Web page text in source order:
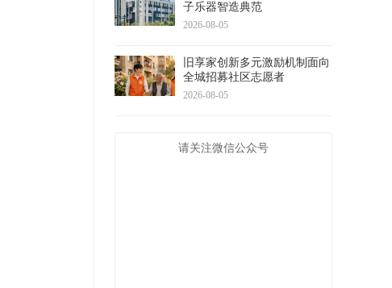
子乐器智造典范
2026-08-05
旧享家创新多元激励机制面向
全城招募社区志愿者
2026-08-05
请关注微信公众号